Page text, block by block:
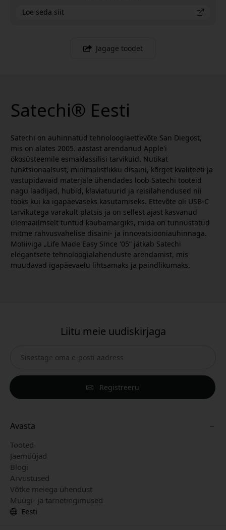
Loe seda siit
Jagage toodet
Satechi® Eesti
Satechi on auhinnatud tehnoloogiaettevõte San Diegost,
mis on alates 2005. aastast arendanud Apple'i
ökosüsteemile esmaklassilisi tarvikuid. Nutikat
funktsionaalsust, minimalistlikku disaini, kõrget kvaliteeti ja
vastupidavaid materjale ühendades loob Satechi tooteid
nagu laadijad, hubid, klaviatuurid ja reisilahendused nii
tööks kui ka igapäevaseks kasutamiseks. Ettevõte oli USB-C
tarvikutega varakult platsis ja on sellest ajast kasvanud
ülemaailmselt tuntud kaubamärgiks, mida on tunnustatud
mitme rahvusvahelise disaini- ja innovatsiooniauhinnaga.
Motiiviga „Life Made Easy Since '05” jätkab Satechi
elegantsete tehnoloogialahenduste arendamist, mis
muudavad igapäevaelu lihtsamaks ja paindlikumaks.
Liitu meie uudiskirjaga
Registreeru
Avasta
Tooted
Jaemüüjad
Blogi
Arvustused
Võtke meiega ühendust
Müügi- ja tarnetingimused
Eesti